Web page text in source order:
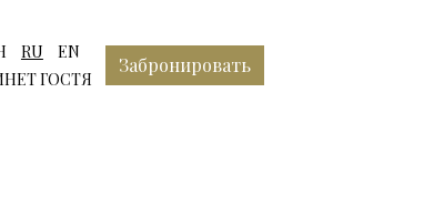
язык
RU
EN
ГОСТЯ
Забронировать